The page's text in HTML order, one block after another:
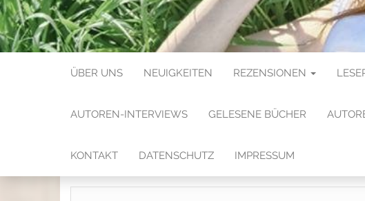
ÜBER UNS NEUIGKEITEN REZENSIONEN
AUTOREN-INTERVIEWS GELESENE BÜCHER
KONTAKT DATENSCHUTZ IMPRESSUM